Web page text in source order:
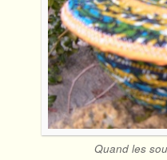
Quand les